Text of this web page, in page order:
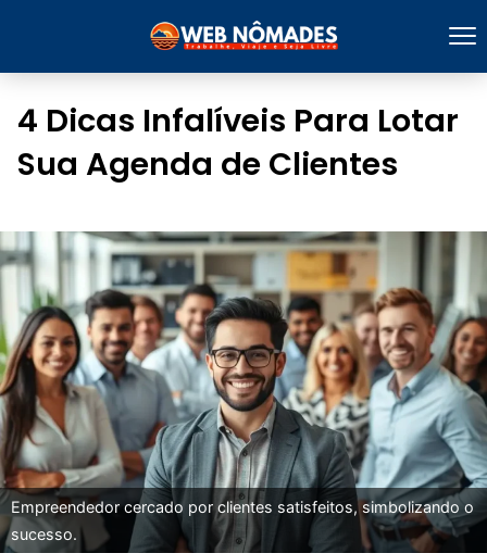
4 Dicas Infalíveis Para Lotar
Sua Agenda de Clientes
Empreendedor cercado por clientes satisfeitos, simbolizando o
sucesso.